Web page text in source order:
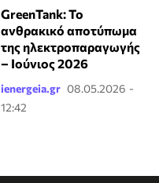
GreenTank: Το
ανθρακικό αποτύπωμα
της ηλεκτροπαραγωγής
– Ιούνιος 2026
ienergeia.gr 08.05.2026 -
12:42